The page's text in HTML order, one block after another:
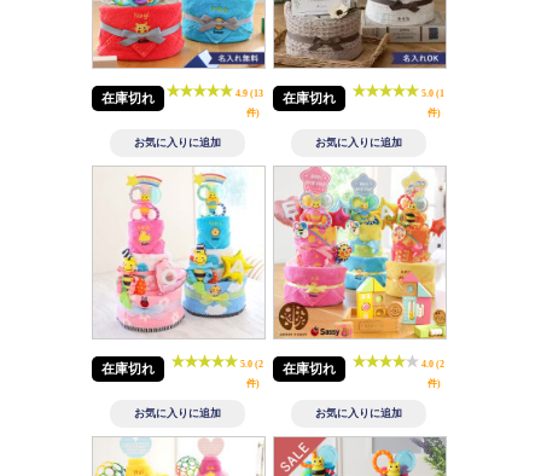
在庫切れ
4.9 (13
件)
在庫切れ
5.0 (1
件)
在庫切れ
5.0 (2
件)
在庫切れ
4.0 (2
件)